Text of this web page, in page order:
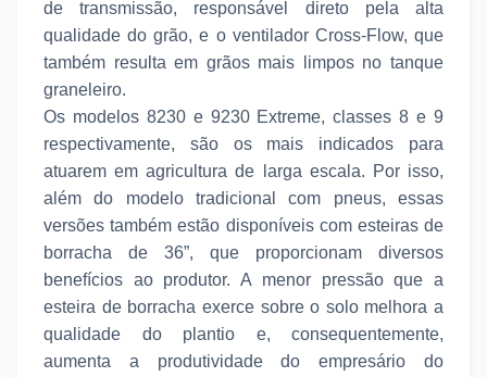
de transmissão, responsável direto pela alta
qualidade do grão, e o ventilador Cross-Flow, que
também resulta em grãos mais limpos no tanque
graneleiro.
Os modelos 8230 e 9230 Extreme, classes 8 e 9
respectivamente, são os mais indicados para
atuarem em agricultura de larga escala. Por isso,
além do modelo tradicional com pneus, essas
versões também estão disponíveis com esteiras de
borracha de 36”, que proporcionam diversos
benefícios ao produtor. A menor pressão que a
esteira de borracha exerce sobre o solo melhora a
qualidade do plantio e, consequentemente,
aumenta a produtividade do empresário do